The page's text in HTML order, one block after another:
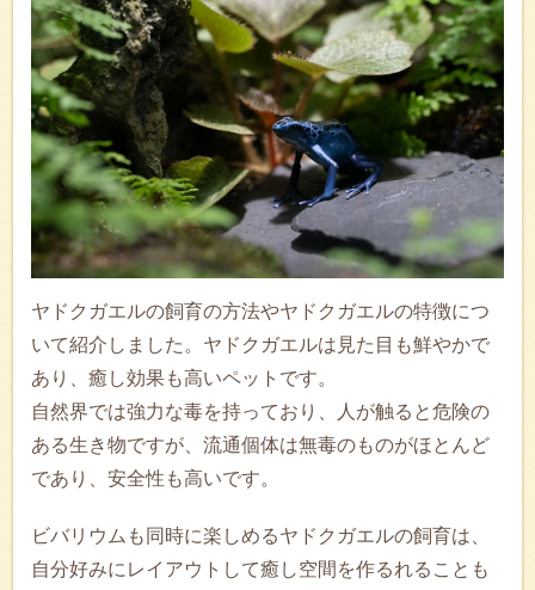
ヤドクガエルの飼育の方法やヤドクガエルの特徴につ
いて紹介しました。ヤドクガエルは見た目も鮮やかで
あり、癒し効果も高いペットです。
自然界では強力な毒を持っており、人が触ると危険の
ある生き物ですが、流通個体は無毒のものがほとんど
であり、安全性も高いです。
ビバリウムも同時に楽しめるヤドクガエルの飼育は、
自分好みにレイアウトして癒し空間を作るれることも